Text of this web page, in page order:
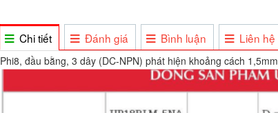
Chi tiết Đánh giá Bình luận Liên hệ
Phi8, đầu bằng, 3 dây (DC-NPN) phát hiện khoảng cách 1,5mm